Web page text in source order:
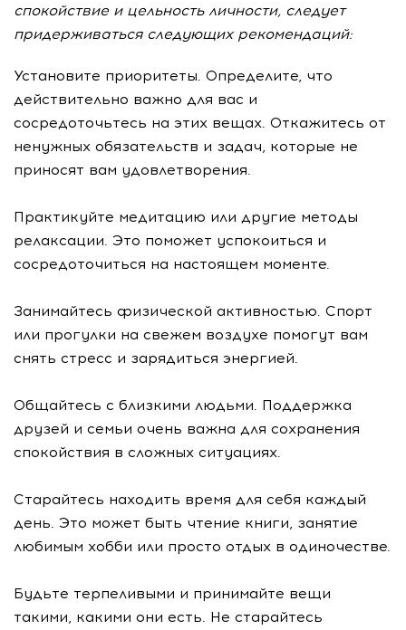
спокойствие и цельность личности, следует
придерживаться следующих рекомендаций:
Установите приоритеты. Определите, что
действительно важно для вас и
сосредоточьтесь на этих вещах. Откажитесь от
ненужных обязательств и задач, которые не
приносят вам удовлетворения.
Практикуйте медитацию или другие методы
релаксации. Это поможет успокоиться и
сосредоточиться на настоящем моменте.
Занимайтесь физической активностью. Спорт
или прогулки на свежем воздухе помогут вам
снять стресс и зарядиться энергией.
Общайтесь с близкими людьми. Поддержка
друзей и семьи очень важна для сохранения
спокойствия в сложных ситуациях.
Старайтесь находить время для себя каждый
день. Это может быть чтение книги, занятие
любимым хобби или просто отдых в одиночестве.
Будьте терпеливыми и принимайте вещи
такими, какими они есть. Не старайтесь